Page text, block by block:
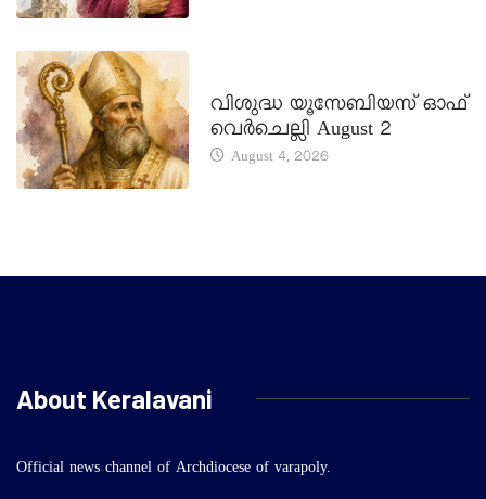
വിശുദ്ധ യൂസേബിയസ് ഓഫ്
വെർചെല്ലി August 2
August 4, 2026
About Keralavani
Official news channel of Archdiocese of varapoly.